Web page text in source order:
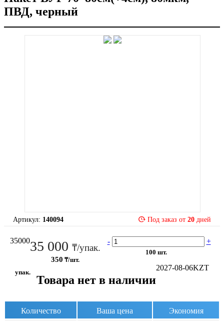
ПВД, черный
Артикул: 140094 Под заказ от 20 дней
3500035 000 ₸/упак.
350 ₸/шт.
- +
100 шт.
упак.
Товара нет в наличии
2027-08-06KZT
Количество Ваша цена Экономия